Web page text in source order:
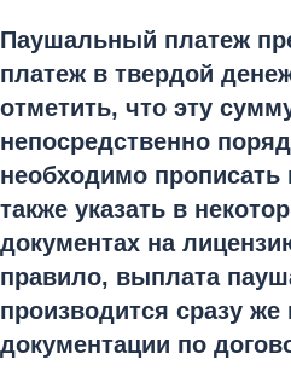
Паушальный платеж
платеж в твердой
отметить, что эту
непосредственно
необходимо
также указать в
документах на
правило, выплата
производится сразу же
документации по